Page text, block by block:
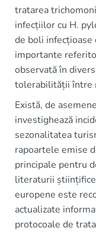
tratarea
infecțiilor cu H.
de boli infecțioase
importante
observată în
tolerabilității între
Există, de
investighează
sezonalitatea
rapoartele emise
principale pentru
literaturii
europene este
actualizate
protocoale de